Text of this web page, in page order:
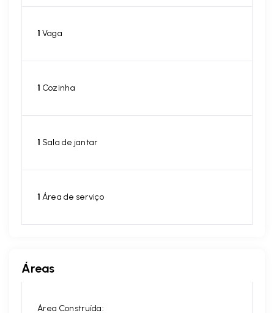
1 Vaga
1 Cozinha
1 Sala de jantar
1 Área de serviço
Áreas
Área Construída: